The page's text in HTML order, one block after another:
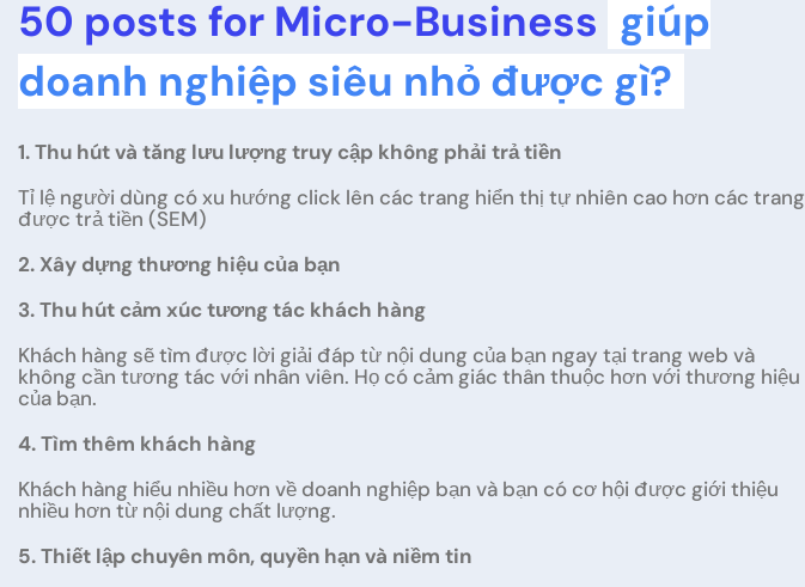
50 posts for Micro-Business giúp
doanh nghiệp siêu nhỏ được gì?
1. Thu hút và tăng lưu lượng truy cập không phải trả tiền
Tỉ lệ người dùng có xu hướng click lên các trang hiển thị tự nhiên cao hơn các trang
được trả tiền (SEM)
2. Xây dựng thương hiệu của bạn
3. Thu hút cảm xúc tương tác khách hàng
Khách hàng sẽ tìm được lời giải đáp từ nội dung của bạn ngay tại trang web và
không cần tương tác với nhân viên. Họ có cảm giác thân thuộc hơn với thương hiệu
của bạn.
4. Tìm thêm khách hàng
Khách hàng hiểu nhiều hơn về doanh nghiệp bạn và bạn có cơ hội được giới thiệu
nhiều hơn từ nội dung chất lượng.
5. Thiết lập chuyên môn, quyền hạn và niềm tin